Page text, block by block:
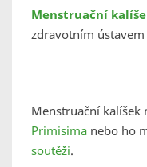
Menstruační
zdravotním ústavem
Menstruační kalíšek
Primisima nebo ho
soutěži.